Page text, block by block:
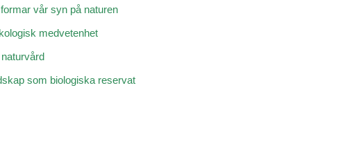
vår syn på naturen
medvetenhet
som biologiska reservat